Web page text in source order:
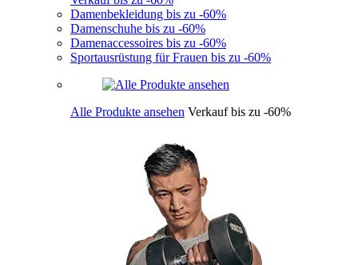
Damenbekleidung bis zu -60%
Damenschuhe bis zu -60%
Damenaccessoires bis zu -60%
Sportausrüstung für Frauen bis zu -60%
Alle Produkte ansehen Verkauf bis zu -60%